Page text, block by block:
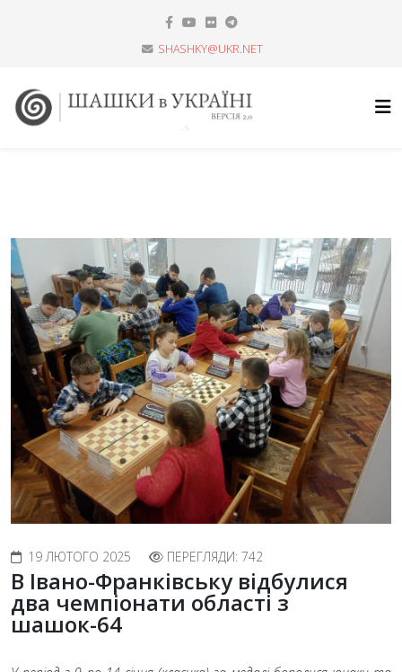
SHASHKY@UKR.NET
19 ЛЮТОГО 2025 ПЕРЕГЛЯДИ: 742
В Івано-Франківську відбулися
два чемпіонати області з
шашок-64